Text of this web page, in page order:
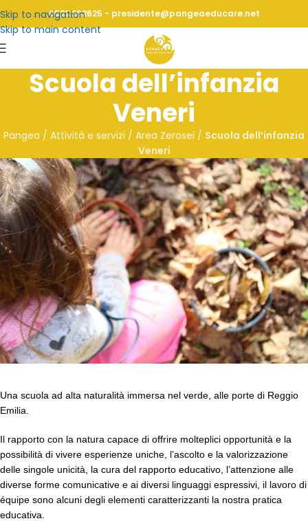
Skip to navigation
Skip to main content
0522 262625 - presidente@pangeaeducare.net
Scuola dell’infanzia
Veneri
Pangea / Attività e servizi / Area Zerosei / Scuola dell’infanzia
Veneri
Una scuola ad alta naturalità immersa nel verde, alle porte di Reggio
Emilia.
Il rapporto con la natura capace di offrire molteplici opportunità e la
possibilità di vivere esperienze uniche, l’ascolto e la valorizzazione
delle singole unicità, la cura del rapporto educativo, l’attenzione alle
diverse forme comunicative e ai diversi linguaggi espressivi, il lavoro di
équipe sono alcuni degli elementi caratterizzanti la nostra pratica
educativa.